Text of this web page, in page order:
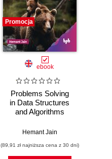
Promocja
ebook
Problems Solving
in Data Structures
and Algorithms
Hemant Jain
(89,91 zł najniższa cena z 30 dni)